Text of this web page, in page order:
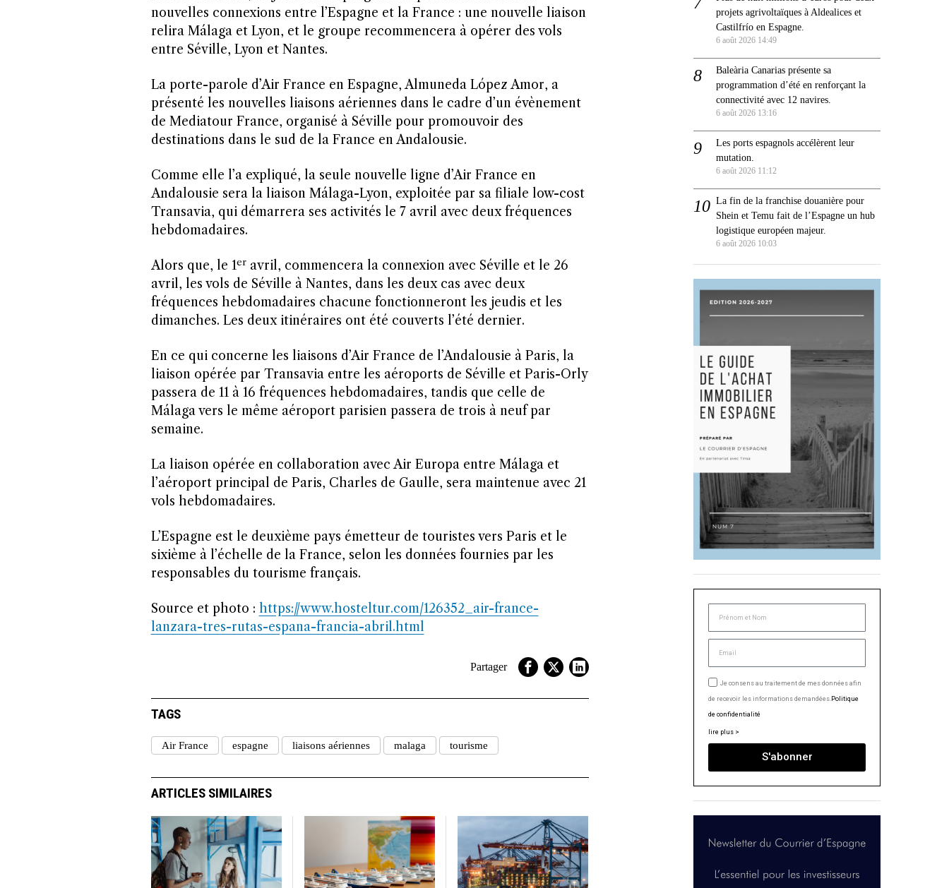
nouvelles connexions entre l’Espagne et la France : une nouvelle liaison
relira Málaga et Lyon, et le groupe recommencera à opérer des vols
entre Séville, Lyon et Nantes.
La porte-parole d’Air France en Espagne, Almuneda López Amor, a
présenté les nouvelles liaisons aériennes dans le cadre d’un évènement
de Mediatour France, organisé à Séville pour promouvoir des
destinations dans le sud de la France en Andalousie.
Comme elle l’a expliqué, la seule nouvelle ligne d’Air France en
Andalousie sera la liaison Málaga-Lyon, exploitée par sa filiale low-cost
Transavia, qui démarrera ses activités le 7 avril avec deux fréquences
hebdomadaires.
Alors que, le 1eravril, commencera la connexion avec Séville et le 26
avril, les vols de Séville à Nantes, dans les deux cas avec deux
fréquences hebdomadaires chacune fonctionneront les jeudis et les
dimanches. Les deux itinéraires ont été couverts l’été dernier.
En ce qui concerne les liaisons d’Air France de l’Andalousie à Paris, la
liaison opérée par Transavia entre les aéroports de Séville et Paris-Orly
passera de 11 à 16 fréquences hebdomadaires, tandis que celle de
Málaga vers le même aéroport parisien passera de trois à neuf par
semaine.
La liaison opérée en collaboration avec Air Europa entre Málaga et
l’aéroport principal de Paris, Charles de Gaulle, sera maintenue avec 21
vols hebdomadaires.
L’Espagne est le deuxième pays émetteur de touristes vers Paris et le
sixième à l’échelle de la France, selon les données fournies par les
responsables du tourisme français.
Source et photo : https://www.hosteltur.com/126352_air-france-
lanzara-tres-rutas-espana-francia-abril.html
Partager
TAGS
Air France espagne liaisons aériennes malaga tourisme
ARTICLES SIMILAIRES
projets agrivoltaïques à Aldealices et
Castilfrío en Espagne.
6 août 2026 14:49
Baleària Canarias présente sa
programmation d’été en renforçant la
connectivité avec 12 navires.
6 août 2026 13:16
Les ports espagnols accélèrent leur
mutation.
6 août 2026 11:12
La fin de la franchise douanière pour
Shein et Temu fait de l’Espagne un hub
logistique européen majeur.
6 août 2026 10:03
Je consens au traitement de mes données afin
de recevoir les informations demandées. Politique
de confidentialité
lire plus >
S'abonner